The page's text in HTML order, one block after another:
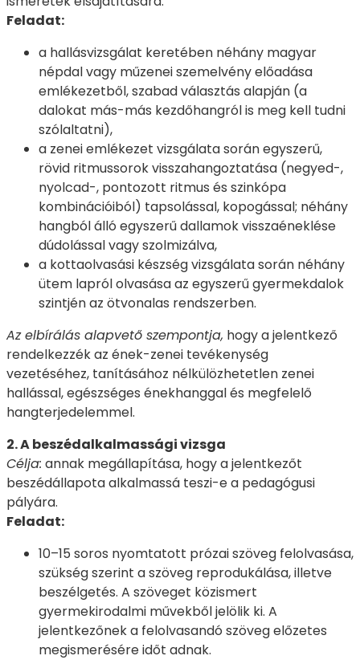
Feladat:
a hallásvizsgálat keretében néhány magyar
népdal vagy műzenei szemelvény előadása
emlékezetből, szabad választás alapján (a
dalokat más-más kezdőhangról is meg kell tudni
szólaltatni),
a zenei emlékezet vizsgálata során egyszerű,
rövid ritmussorok visszahangoztatása (negyed-,
nyolcad-, pontozott ritmus és szinkópa
kombinációiból) tapsolással, kopogással; néhány
hangból álló egyszerű dallamok visszaéneklése
dúdolással vagy szolmizálva,
a kottaolvasási készség vizsgálata során néhány
ütem lapról olvasása az egyszerű gyermekdalok
szintjén az ötvonalas rendszerben.
Az elbírálás alapvető szempontja, hogy a jelentkező
rendelkezzék az ének-zenei tevékenység
vezetéséhez, tanításához nélkülözhetetlen zenei
hallással, egészséges énekhanggal és megfelelő
hangterjedelemmel.
2. A beszédalkalmassági vizsga
Célja: annak megállapítása, hogy a jelentkezőt
beszédállapota alkalmassá teszi-e a pedagógusi
pályára.
Feladat:
10–15 soros nyomtatott prózai szöveg felolvasása,
szükség szerint a szöveg reprodukálása, illetve
beszélgetés. A szöveget közismert
gyermekirodalmi művekből jelölik ki. A
jelentkezőnek a felolvasandó szöveg előzetes
megismerésére időt adnak.